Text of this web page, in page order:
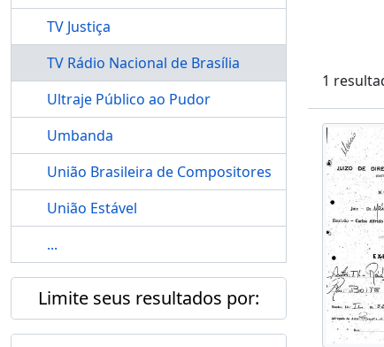
TV Justiça
TV Rádio Nacional de Brasília
Ultraje Público ao Pudor
Umbanda
União Brasileira de Compositores
União Estável
...
Limite seus resultados por:
1